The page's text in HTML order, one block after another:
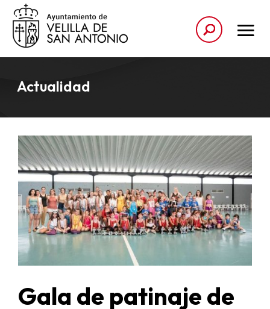
Actualidad
Gala de patinaje de